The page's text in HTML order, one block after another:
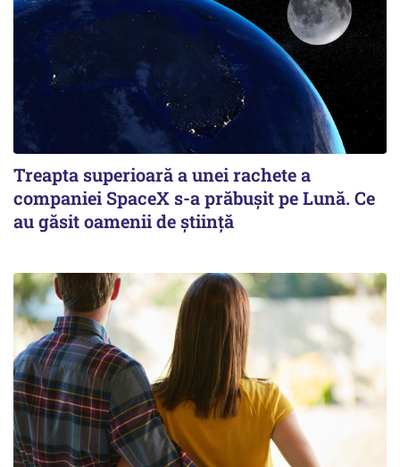
Treapta superioară a unei rachete a
companiei SpaceX s-a prăbușit pe Lună. Ce
au găsit oamenii de știință